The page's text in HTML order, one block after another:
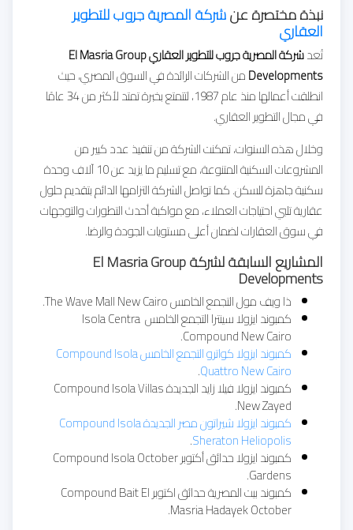
نبذة مختصرة عنشركة المصرية جروب للتطوير
العقاري
تُعد
شركة المصرية جروب للتطوير العقاري El Masria Group
Developmentsمن الشركات الرائدة في السوق المصري، حيث
انطلقت أعمالها منذ عام 1987، لتتمتع بخبرة تمتد لأكثر من 34 عامًا
في مجال التطوير العقاري.
وخلال هذه السنوات، تمكنت الشركة من تنفيذ عدد كبير من
المشروعات السكنية المتنوعة، مع تسليم ما يزيد عن 10 آلاف وحدة
سكنية جاهزة للسكن. كما تواصل الشركة التزامها الدائم بتقديم حلول
عقارية تلبي احتياجات العملاء، مع مواكبة أحدث التطورات والتوجهات
في سوق العقارات لضمان أعلى مستويات الجودة والرضا.
المشاريع السابقة لشركة El Masria Group
Developments
ذا ويف مول التجمع الخامس The Wave Mall New Cairo.
كمبوند ايزولا سينترا التجمع الخامس Isola Centra
Compound New Cairo.
كمبوند ايزولا كواترو التجمع الخامس Compound Isola
Quattro New Cairo
.
كمبوند ايزولا فيلا زايد الجديدة Compound Isola Villas
New Zayed.
كمبوند ايزولا شيراتون مصر الجديدة Compound Isola
Sheraton Heliopolis
.
كمبوند ايزولا حدائق أكتوبر Compound Isola October
Gardens.
كمبوند بيت المصرية حدائق اكتوبر Compound Bait El
Masria Hadayek October.